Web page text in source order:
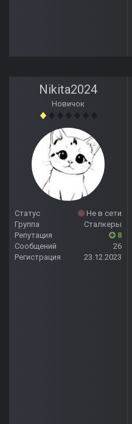
Nikita2024
Новичок
Статус
Не в сети
Группа
Сталкеры
Репутация
8
Сообщений
26
Регистрация
23.12.2023